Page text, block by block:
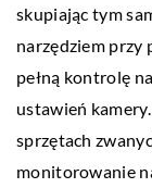
skupiając tym
narzędziem przy
pełną kontrolę
ustawień
sprzętach
monitorowanie